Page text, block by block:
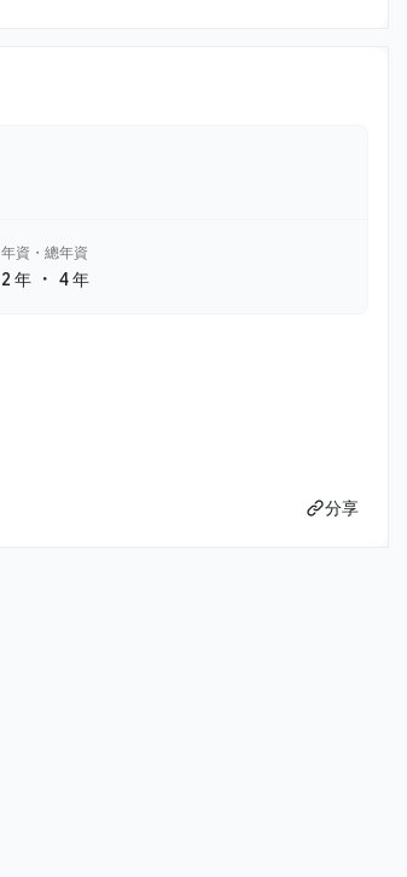
年資・總年資
2 年 ・4 年
分享